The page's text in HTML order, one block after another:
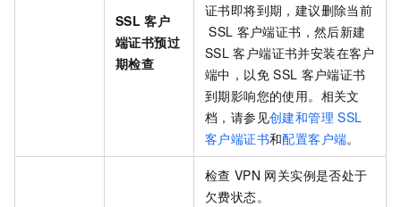
SSL 客户
端证书预过
期检查
证书即将到期，建议删除当前
SSL 客户端证书，然后新建
SSL 客户端证书并安装在客户
端中，以免 SSL 客户端证书
到期影响您的使用。相关文
档，请参见创建和管理 SSL
客户端证书和配置客户端。
检查 VPN 网关实例是否处于
欠费状态。